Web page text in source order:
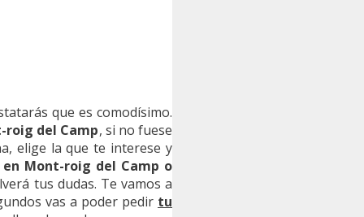
que es comodísimo.
roig del Camp, si no fuese
elige la que te interese y
Mont-roig del Camp o
tus dudas. Te vamos a
vas a poder pedir tu